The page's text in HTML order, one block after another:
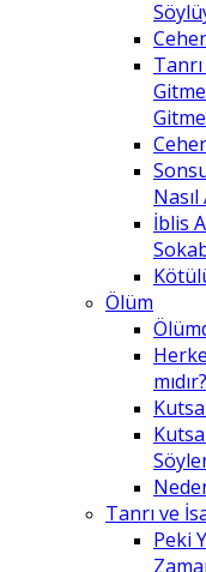
İblis
Ölüm
mıdır?
Tanrı ve
Peki